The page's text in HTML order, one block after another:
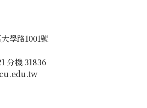
學路1001號
分機 31836